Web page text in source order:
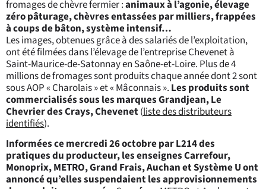
fromages de chèvre fermier :animaux à l’agonie, élevage
zéro pâturage, chèvres entassées par milliers, frappées
à coups de bâton, système intensif…
Les images, obtenues grâce à des salariés de l’exploitation,
ont été filmées dans l’élevage de l’entreprise Chevenet à
Saint-Maurice-de-Satonnay en Saône-et-Loire. Plus de 4
millions de fromages sont produits chaque année dont2 sont
sous AOP « Charolais
» et « Mâconnais». Les produits sont
commercialiséssous les marques Grandjean, Le
Chevrier des Crays, Chevenet(liste des distributeurs
identifiés).
Informées ce mercredi 26 octobre par L214 des
pratiques du producteur, les enseignes Carrefour,
Monoprix, METRO, Grand Frais, Auchan et Système U ont
annoncé qu’elles suspendaient les approvisionnements